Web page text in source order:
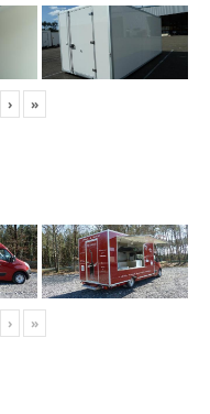
› »
› »